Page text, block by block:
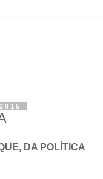
DA POLÍTICA